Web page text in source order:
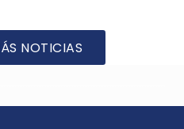
NOTICIAS